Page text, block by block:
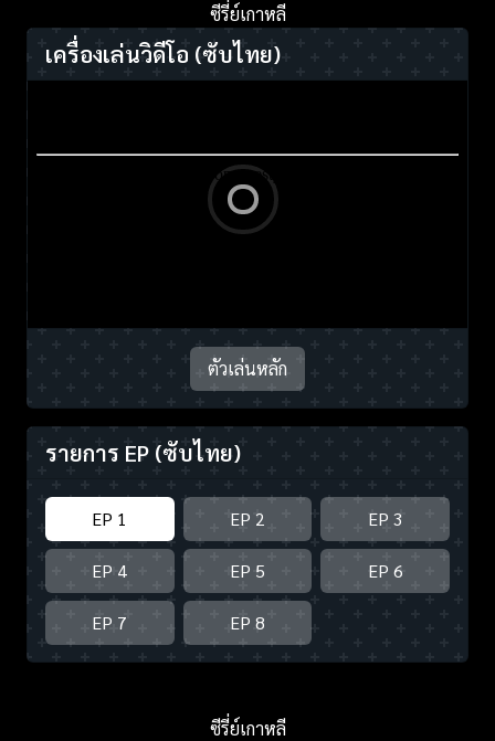
ซีรี่ย์เกาหลี
เครื่องเล่นวิดีโอ (ซับไทย)
ตัวเล่นหลัก
รายการ EP (ซับไทย)
EP 1 EP 2 EP 3
EP 4 EP 5 EP 6
EP 7 EP 8
ซีรี่ย์เกาหลี